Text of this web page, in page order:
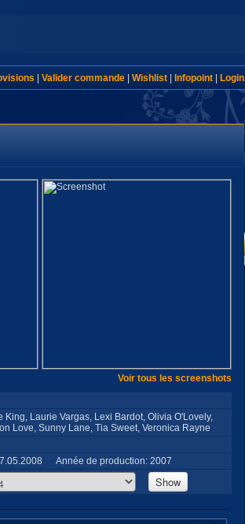
Valider commande| Wishlist| Infopoint| Login
Voir tous les screenshots
King, Laurie Vargas, Lexi Bardot, Olivia O'Lovely,
Love, Sunny Lane, Tia Sweet, Veronica Rayne
Année de production: 2007
Show